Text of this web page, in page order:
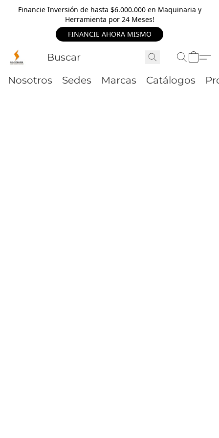
Financie Inversión de hasta $6.000.000 en Maquinaria y
Herramienta por 24 Meses!
FINANCIE AHORA MISMO
Nosotros Sedes Marcas Catálogos